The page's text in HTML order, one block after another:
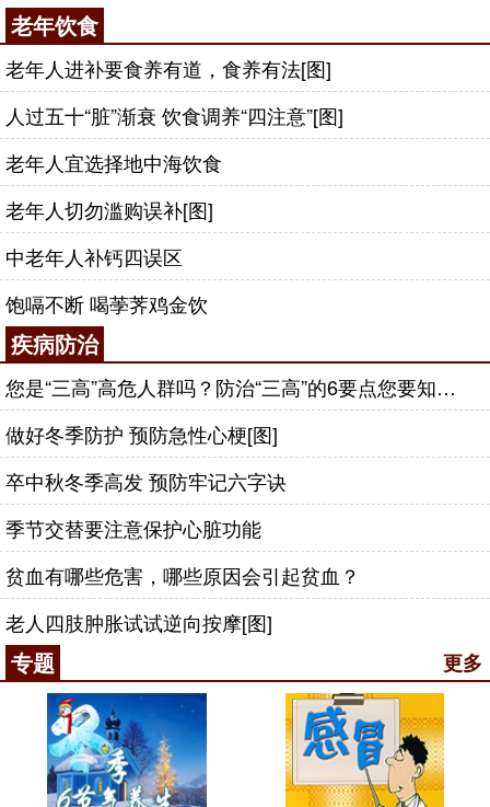
老年饮食
老年人进补要食养有道，食养有法[图]
人过五十“脏”渐衰 饮食调养“四注意”[图]
老年人宜选择地中海饮食
老年人切勿滥购误补[图]
中老年人补钙四误区
饱嗝不断 喝荸荠鸡金饮
疾病防治
您是“三高”高危人群吗？防治“三高”的6要点您要知道！[图]
做好冬季防护 预防急性心梗[图]
卒中秋冬季高发 预防牢记六字诀
季节交替要注意保护心脏功能
贫血有哪些危害，哪些原因会引起贫血？
老人四肢肿胀试试逆向按摩[图]
更多
专题